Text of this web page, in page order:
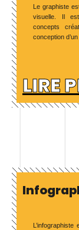
Le graphiste
visuelle. Il
concepts
conception
LIRE